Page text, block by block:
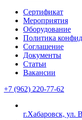
Сертификат
Мероприятия
Оборудование
Политика
Соглашение
Документы
Статьи
Вакансии
+7 (962) 220-77-62
г.Хабаровск, ул.